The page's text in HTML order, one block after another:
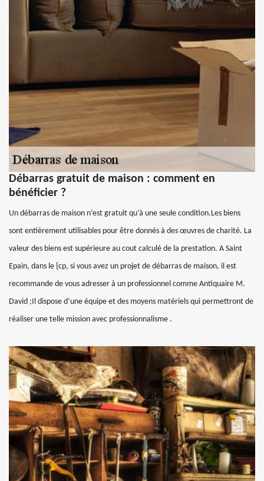
Débarras gratuit de maison : comment en
bénéficier ?
Un débarras de maison n’est gratuit qu’à une seule condition.Les biens
sont entièrement utilisables pour être donnés à des œuvres de charité. La
valeur des biens est supérieure au cout calculé de la prestation. A Saint
Epain, dans le {cp, si vous avez un projet de débarras de maison, il est
recommande de vous adresser à un professionnel comme Antiquaire M.
David ;Il dispose d’une équipe et des moyens matériels qui permettront de
réaliser une telle mission avec professionnalisme .